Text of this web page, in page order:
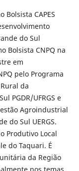
Bolsista CAPES
do Sul
Bolsista CNPQ na
em
pelo Programa
da
PGDR/UFRGS e
Agroindustrial
do Sul UERGS.
Produtivo Local
do Taquari. É
da Região